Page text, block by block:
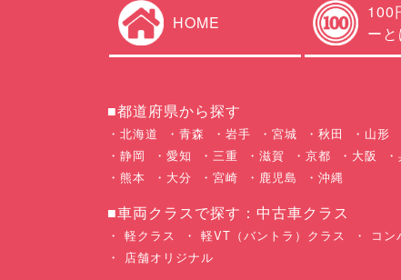
HOME
100
ーと
■都道府県から探す
北海道 青森 岩手 宮城 秋田 山形
静岡
愛知 三重 滋賀 京都 大阪
熊本
大分 宮崎 鹿児島 沖縄
■車両クラスで探す：中古車クラス
軽クラス 軽VT（バントラ）クラス コン
店舗オリジナル